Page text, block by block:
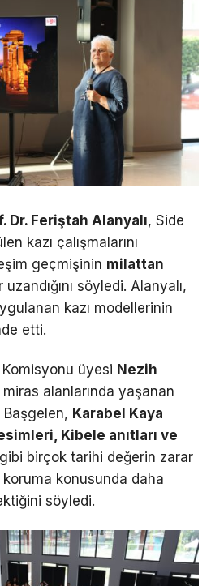
Dr. Feriştah Alanyalı, Side
kazı çalışmalarını
geçmişinin milattan
uzandığını söyledi. Alanyalı,
kazı modellerinin
etti.
üyesi Nezih
alanlarında yaşanan
Karabel Kaya
Kibele anıtları ve
gibi birçok tarihi değerin zarar
konusunda daha
söyledi.